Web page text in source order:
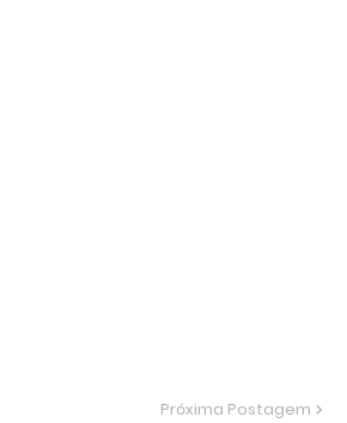
Próxima Postagem